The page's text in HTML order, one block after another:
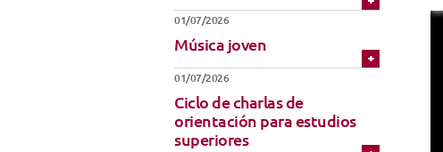
01/07/2026
Música joven
01/07/2026
Ciclo de charlas de
orientación para estudios
superiores